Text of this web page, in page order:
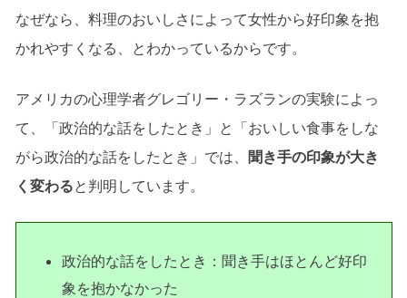
なぜなら、料理のおいしさによって女性から好印象を抱
かれやすくなる、とわかっているからです。
アメリカの心理学者グレゴリー・ラズランの実験によっ
て、「政治的な話をしたとき」と「おいしい食事をしな
がら政治的な話をしたとき」では、 聞き手の印象が大き
く変わると判明しています。
政治的な話をしたとき：聞き手はほとんど好印
象を抱かなかった